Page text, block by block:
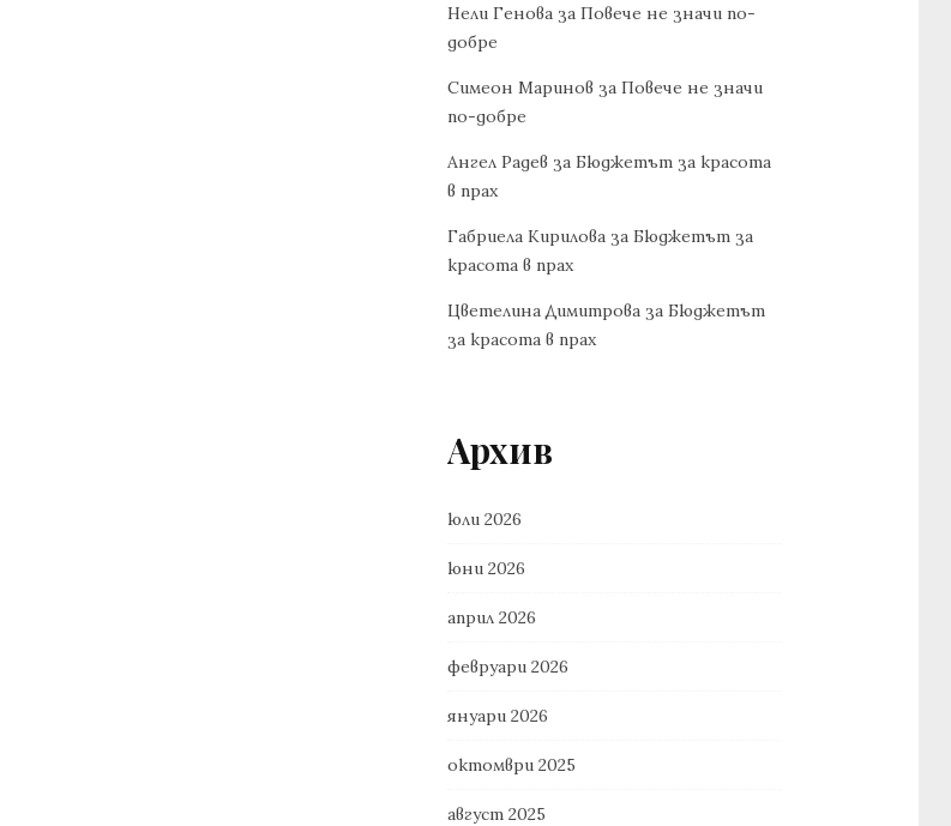
Нели Генова за Повече не значи по-
добре
Симеон Маринов за Повече не значи
по-добре
Ангел Радев за Бюджетът за красота
в прах
Габриела Кирилова за Бюджетът за
красота в прах
Цветелина Димитрова за Бюджетът
за красота в прах
Архив
юли 2026
юни 2026
април 2026
февруари 2026
януари 2026
октомври 2025
август 2025